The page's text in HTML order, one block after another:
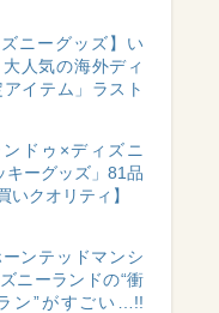
ズニーグッズ】い
人気の海外ディ
イテム」ラスト
ンドゥ×ディズニ
キーグッズ」81品
いクオリティ】
ーンテッドマンシ
ニーランドの“衝
ン”がすごい…!!